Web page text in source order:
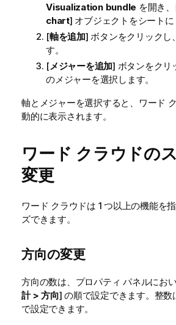
Visualization bundle を開き
chart] オブジェクトをシートに
[軸を追加] ボタンをクリックし
す。
[メジャーを追加] ボタンをクリ
のメジャーを選択します。
軸とメジャーを選択すると、ワード
動的に表示されます。
ワード クラウドの
変更
ワード クラウドは 1 つ以上の機能を
ズできます。
方向の変更
方向の数は、プロパティ パネルにお
計 > 方向] の順で設定できます。整数
で設定できます。